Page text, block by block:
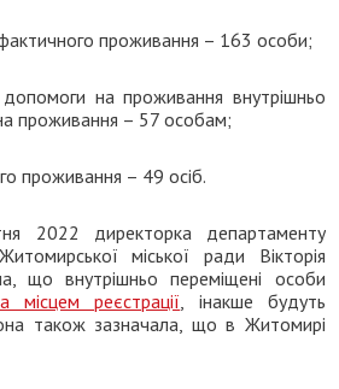
проживання – 163 особи;
на проживання внутрішньо
проживання – 57 особам;
проживання – 49 осіб.
2022 директорка департаменту
міської ради Вікторія
що внутрішньо переміщені особи
реєстрації , інакше будуть
також зазначала, що в Житомирі